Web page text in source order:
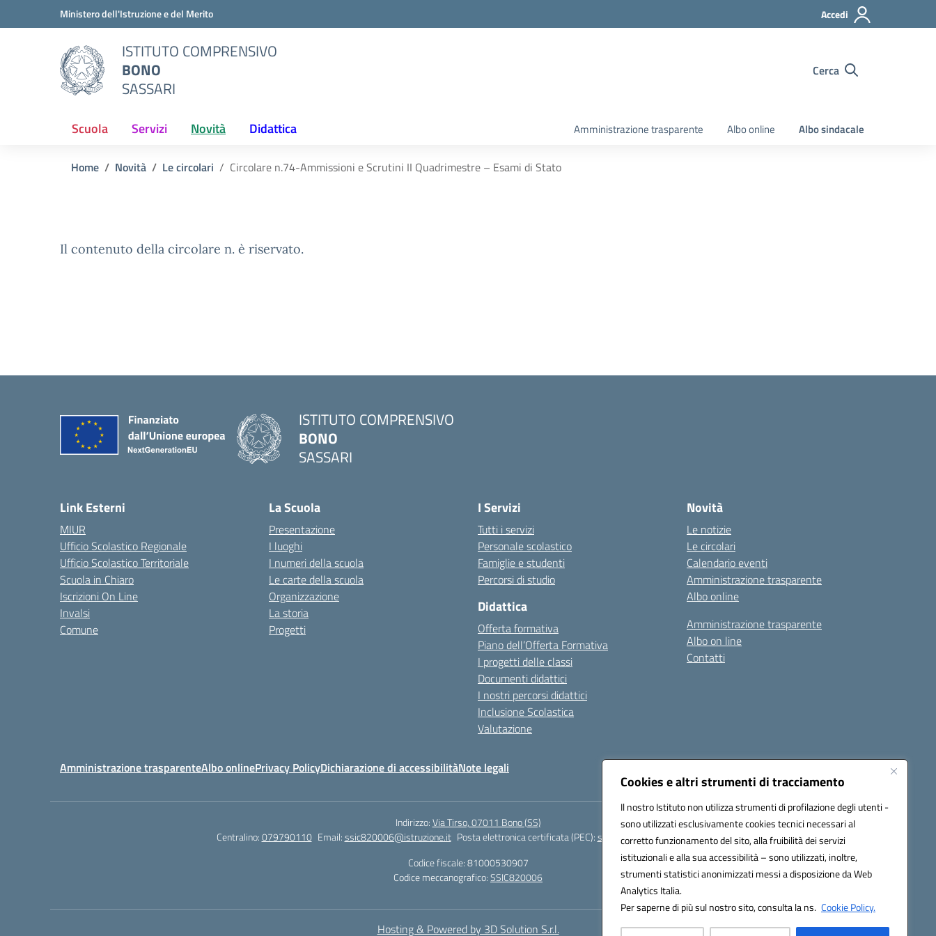
Cookies e altri strumenti di tracciamento
Il nostro Istituto non utilizza strumenti di profilazione degli utenti -
sono utilizzati esclusivamente cookies tecnici necessari al
corretto funzionamento del sito, alla fruibilità dei servizi
istituzionali e alla sua accessibilità – sono utilizzati, inoltre,
strumenti statistici anonimizzati messi a disposizione da Web
Analytics Italia.
Per saperne di più sul nostro sito, consulta la ns. Cookie Policy.
Vai ai contenuti
Vai al menu di navigazioneMinistero dell'Istruzione e del Merito Accedi
ISTITUTO COMPRENSIVO
BONO
SASSARI
Cerca
Scuola Servizi Novità Didattica Amministrazione trasparente Albo online Albo sindacale
Home Novità Le circolari Circolare n.74-Ammissioni e Scrutini II Quadrimestre – Esami di Stato
Il contenuto della circolare n. è riservato.
ISTITUTO COMPRENSIVO
BONO
SASSARI
Link Esterni
MIUR
Ufficio Scolastico Regionale
Ufficio Scolastico Territoriale
Scuola in Chiaro
Iscrizioni On Line
Invalsi
Comune
La Scuola
Presentazione
I luoghi
I numeri della scuola
Le carte della scuola
Organizzazione
La storia
Progetti
I Servizi
Tutti i servizi
Personale scolastico
Famiglie e studenti
Percorsi di studio
Didattica
Offerta formativa
Piano dell’Offerta Formativa
I progetti delle classi
Documenti didattici
I nostri percorsi didattici
Inclusione Scolastica
Valutazione
Novità
Le notizie
Le circolari
Calendario eventi
Amministrazione trasparente
Albo online
Amministrazione trasparente
Albo on line
Contatti
Amministrazione trasparenteAlbo onlinePrivacy PolicyDichiarazione di accessibilitàNote legali
Indirizzo:Via Tirso, 07011 Bono (SS)
Centralino:079790110 Email:ssic820006@istruzione.it Posta elettronica certificata (PEC):ssic820006@pec.istruzione.it
Codice fiscale: 81000530907
Codice meccanografico:SSIC820006
Hosting & Powered by 3D Solution S.r.l.